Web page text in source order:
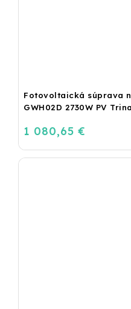
Fotovoltaická súprava
GWH02D 2730W PV Trina
1 080,65 €